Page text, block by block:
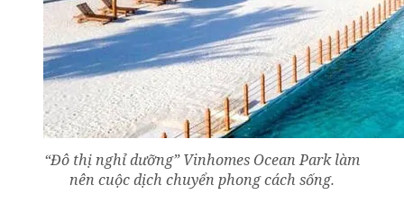
“Đô thị nghỉ dưỡng” Vinhomes Ocean Park làm
nên cuộc dịch chuyển phong cách sống.